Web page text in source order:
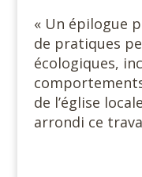
« Un épilogue
de pratiques
écologiques,
de l’église
arrondi ce